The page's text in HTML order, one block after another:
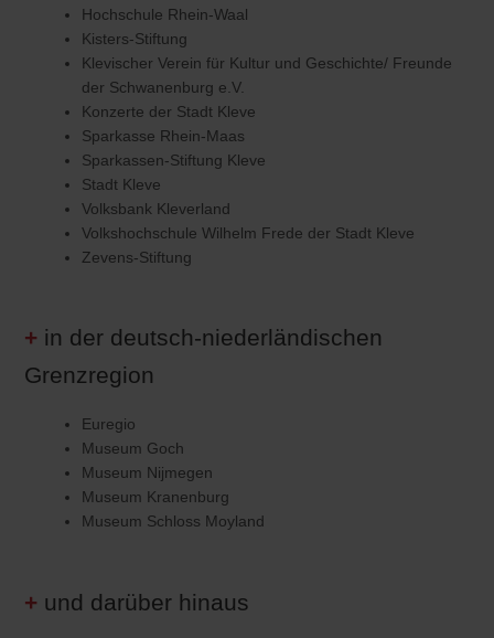
Hochschule Rhein-Waal
Kisters-Stiftung
Klevischer Verein für Kultur und Geschichte/ Freunde
der Schwanenburg e.V.
Konzerte der Stadt Kleve
Sparkasse Rhein-Maas
Sparkassen-Stiftung Kleve
Stadt Kleve
Volksbank Kleverland
Volkshochschule Wilhelm Frede der Stadt Kleve
Zevens-Stiftung
in der deutsch-niederländischen
Grenzregion
Euregio
Museum Goch
Museum Nijmegen
Museum Kranenburg
Museum Schloss Moyland
und darüber hinaus